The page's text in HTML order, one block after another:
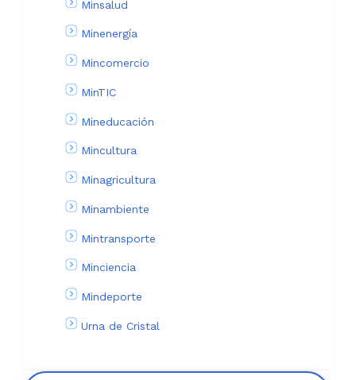
Minsalud
Minenergía
Mincomercio
MinTIC
Mineducación
Mincultura
Minagricultura
Minambiente
Mintransporte
Minciencia
Mindeporte
Urna de Cristal